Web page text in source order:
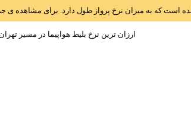
است که به میزان نرخ پرواز طول دارد. برای مشاهده
ارزان ترین نرخ بلیط هواپیما در مسیر